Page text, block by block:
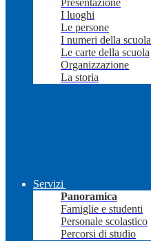
Presentazione
I luoghi
Le persone
I numeri della scuola
Le carte della scuola
Organizzazione
La storia
Servizi
Panoramica
Famiglie e studenti
Personale scolastico
Percorsi di studio